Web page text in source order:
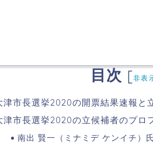
目次 [非表
津市長選挙2020の開票結果速報と
津市長選挙2020の立候補者のプロ
南出 賢一（ミナミデ ケンイチ）氏